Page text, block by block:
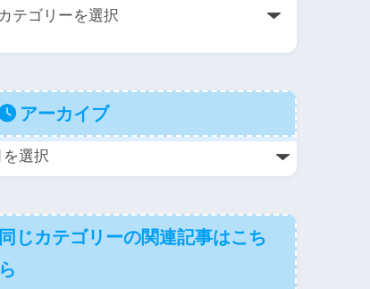
アーカイブ
同じカテゴリーの関連記事はこち
ら